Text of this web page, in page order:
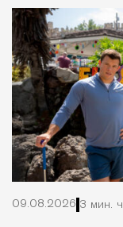
09.08.2026 3 мин.